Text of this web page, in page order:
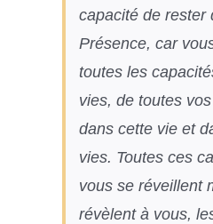
capacité de rester
Présence, car
toutes les
vies, de toutes
dans cette vie et
vies. Toutes ces
vous se réveillent
révèlent à vous,